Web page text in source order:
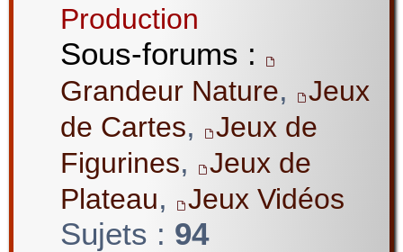
Production
Sous-forums :
Grandeur Nature,
Jeux
de Cartes,
Jeux de
Figurines,
Jeux de
Plateau, Jeux Vidéos
Sujets : 94